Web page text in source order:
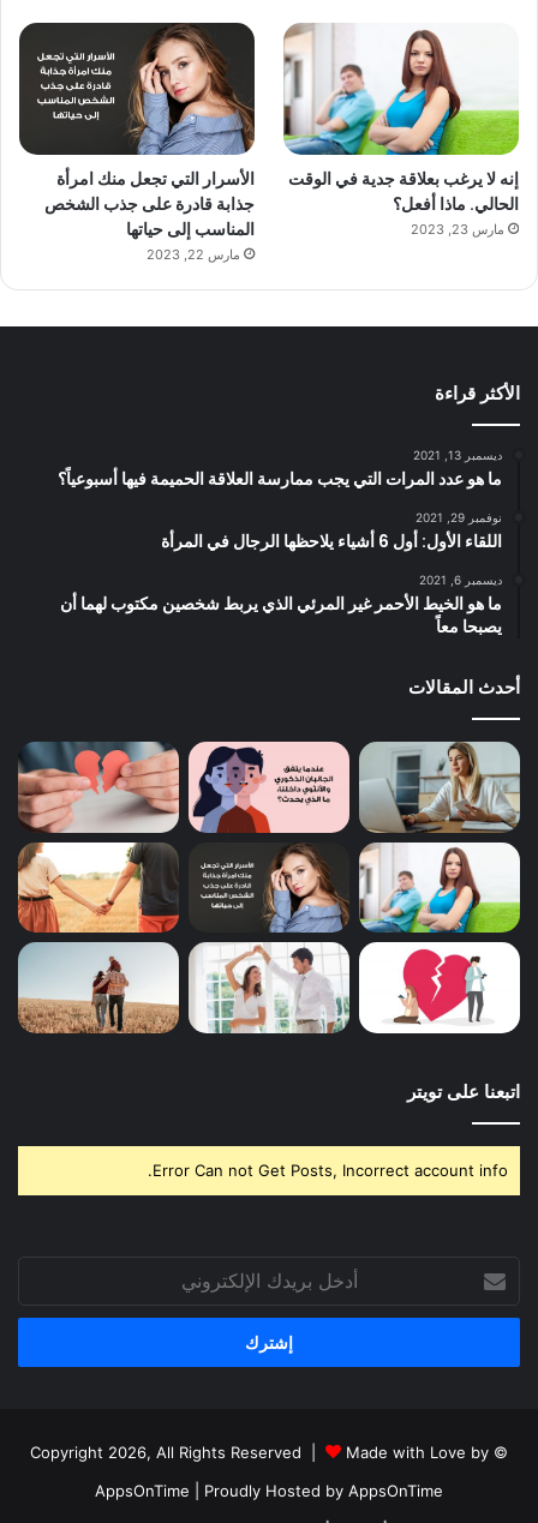
إنه لا يرغب بعلاقة جدية في الوقت
الحالي. ماذا أفعل؟
مارس 23, 2023
الأسرار التي تجعل منك امرأة
جذابة قادرة على جذب الشخص
المناسب إلى حياتها
مارس 22, 2023
الأكثر قراءة
ديسمبر 13, 2021
ما هو عدد المرات التي يجب ممارسة العلاقة الحميمة فيها أسبوعياً؟
نوفمبر 29, 2021
اللقاء الأول: أول 6 أشياء يلاحظها الرجال في المرأة
ديسمبر 6, 2021
ما هو الخيط الأحمر غير المرئي الذي يربط شخصين مكتوب لهما أن
يصبحا معاً
أحدث المقالات
اتبعنا على تويتر
Error Can not Get Posts, Incorrect account info.
بريدك
الإلكتروني
© Copyright 2026, All Rights Reserved |
Made with Love by
AppsOnTime | Proudly Hosted by AppsOnTime